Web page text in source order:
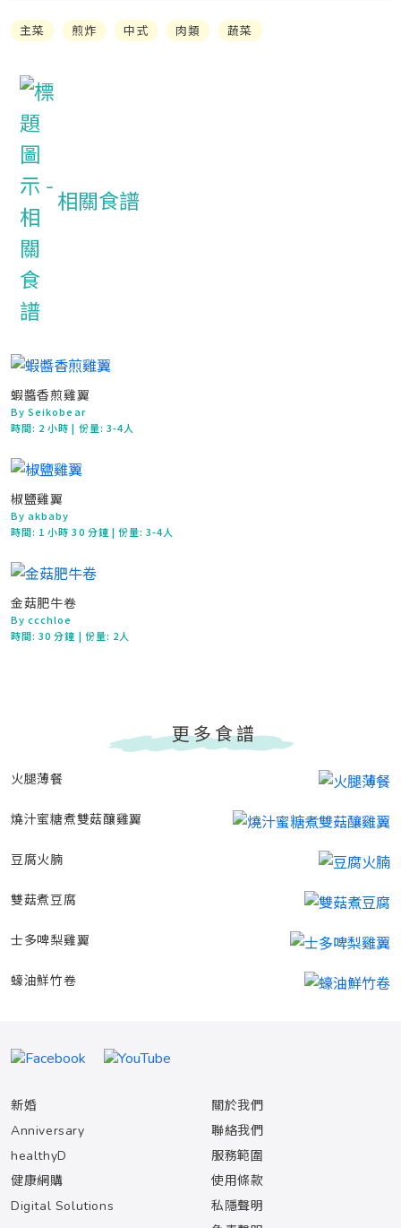
主菜 煎炸 中式 肉類 蔬菜
相關食譜
蝦醬香煎雞翼
By Seikobear
時間: 2 小時| 份量: 3-4人
椒鹽雞翼
By akbaby
時間: 1 小時 30 分鐘 | 份量: 3-4人
金菇肥牛卷
By ccchloe
時間:30 分鐘 | 份量: 2人
更多食譜
火腿薄餐
燒汁蜜糖煮雙菇釀雞翼
豆腐火腩
雙菇煮豆腐
士多啤梨雞翼
蠔油鮮竹卷
新婚
Anniversary
healthyD
健康網購
Digital Solutions
關於我們
聯絡我們
服務範圍
使用條款
私隱聲明